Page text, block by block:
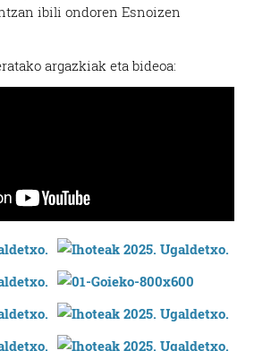
ibili ondoren Esnoizen
argazkiak eta bideoa: